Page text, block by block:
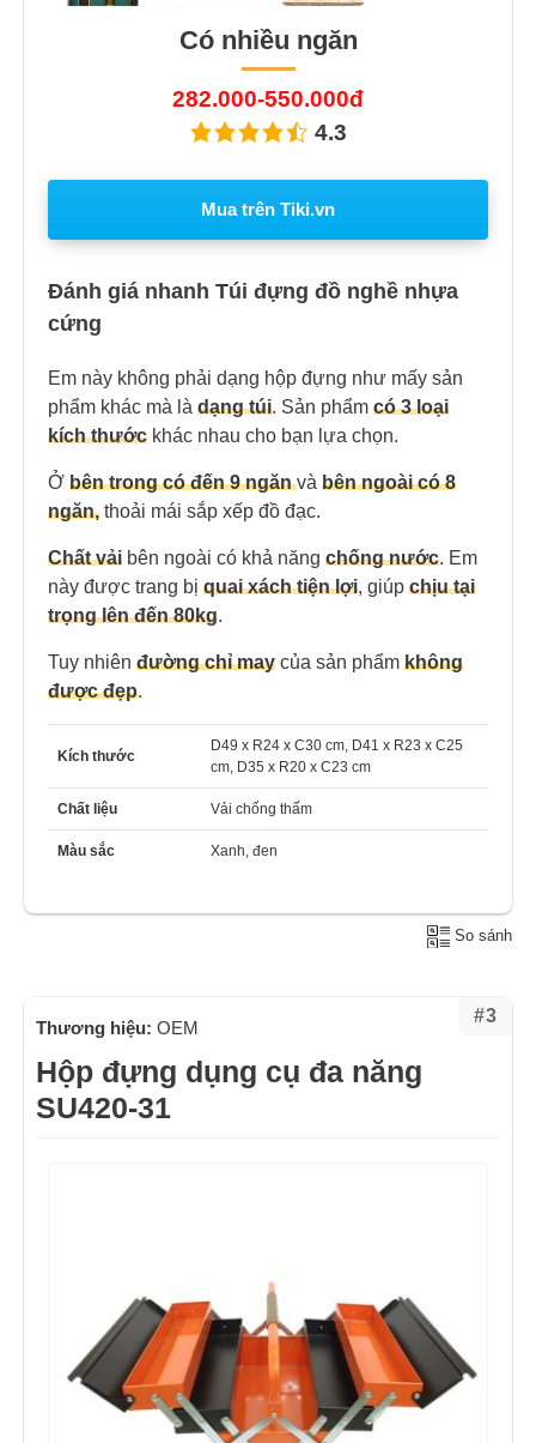
Có nhiều ngăn
282.000-550.000đ
4.3
Mua trên Tiki.vn
Đánh giá nhanh Túi đựng đồ nghề nhựa
cứng
Em này không phải dạng hộp đựng như mấy sản
phẩm khác mà là dạng túi. Sản phẩm có 3 loại
kích thước khác nhau cho bạn lựa chọn.
Ở bên trong có đến 9 ngănvà bên ngoài có 8
ngăn, thoải mái sắp xếp đồ đạc.
Chất vải bên ngoài có khả năng chống nước. Em
này được trang bị quai xách tiện lợi, giúp chịu tại
trọng lên đến 80kg.
Tuy nhiên đường chỉ may của sản phẩm không
được đẹp.
Kích thước
D49 x R24 x C30 cm, D41 x R23 x C25
cm, D35 x R20 x C23 cm
Chất liệu Vải chống thấm
Màu sắc Xanh, đen
So sánh
#3
Thương hiệu: OEM
Hộp đựng dụng cụ đa năng
SU420-31